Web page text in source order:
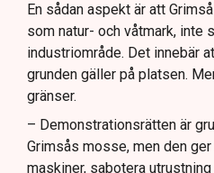
En sådan aspekt är att
som natur- och våtmark, inte
industriområde. Det innebär
grunden gäller på platsen.
gränser.
– Demonstrationsrätten är
Grimsås mosse, men den
maskiner, sabotera